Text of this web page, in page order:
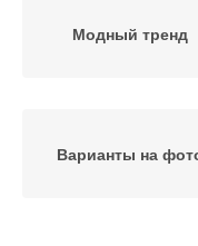
Модный тренд
Варианты на